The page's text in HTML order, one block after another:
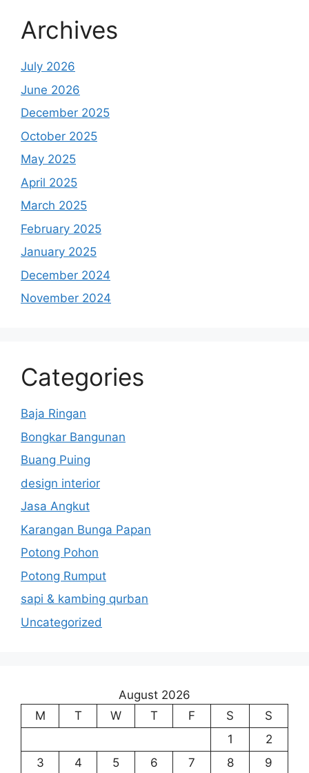
Archives
July 2026
June 2026
December 2025
October 2025
May 2025
April 2025
March 2025
February 2025
January 2025
December 2024
November 2024
Categories
Baja Ringan
Bongkar Bangunan
Buang Puing
design interior
Jasa Angkut
Karangan Bunga Papan
Potong Pohon
Potong Rumput
sapi & kambing qurban
Uncategorized
August 2026
M
T W T F S
S
1
2
3
4 5 6 7 8 9